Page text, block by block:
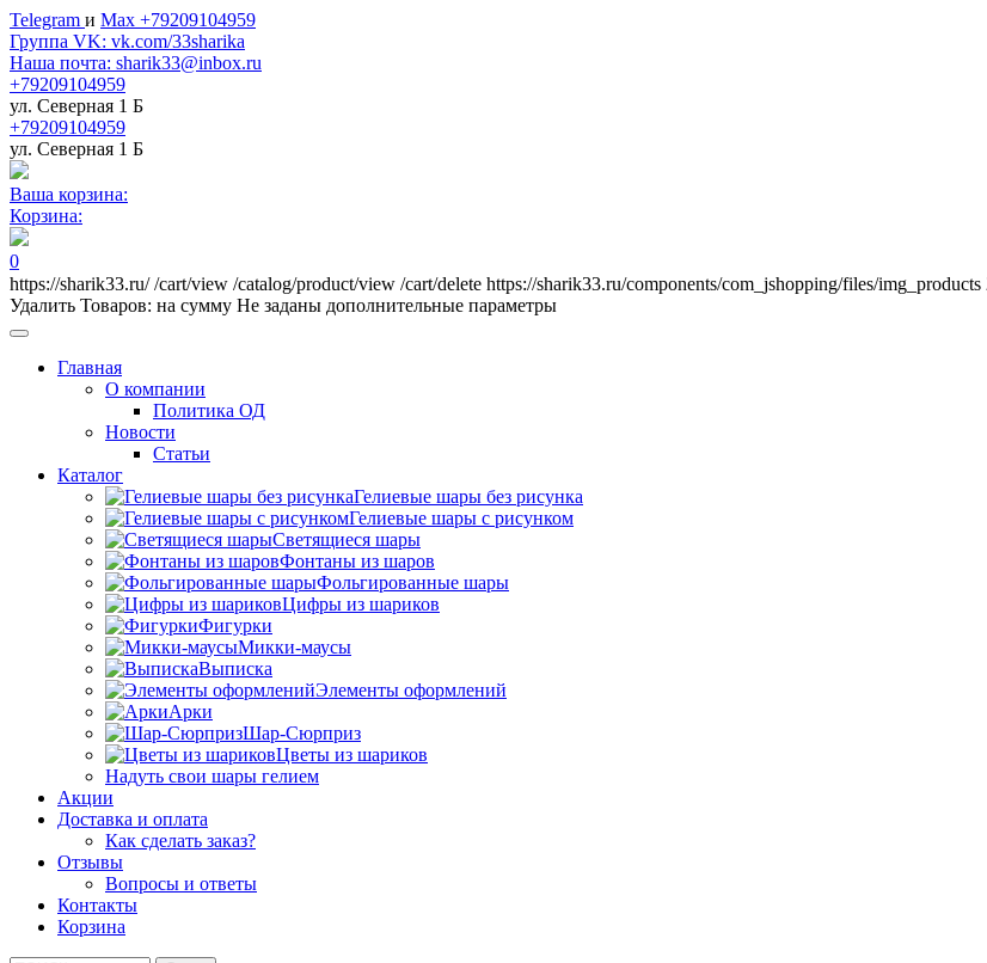
Telegram и Max +79209104959
Группа VK: vk.com/33sharika
Наша почта: sharik33@inbox.ru
+79209104959
ул. Северная 1 Б
+79209104959
ул. Северная 1 Б
Ваша корзина:
Корзина:
0
https://sharik33.ru/ /cart/view /catalog/product/view /cart/delete https://sharik33.ru/components/com_jshopping/files/img_products
Удалить Товаров: на сумму Не заданы дополнительные параметры
Главная
О компании
Политика ОД
Новости
Статьи
Каталог
Гелиевые шары без рисунка
Гелиевые шары с рисунком
Светящиеся шары
Фонтаны из шаров
Фольгированные шары
Цифры из шариков
Фигурки
Микки-маусы
Выписка
Элементы оформлений
Арки
Шар-Сюрприз
Цветы из шариков
Надуть свои шары гелием
Акции
Доставка и оплата
Как сделать заказ?
Отзывы
Вопросы и ответы
Контакты
Корзина